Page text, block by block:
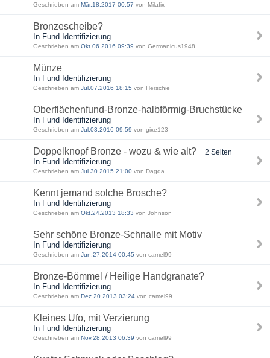
Geschrieben am Mär.18.2017 00:57 von Milafix
Bronzescheibe?
In Fund Identifizierung
Geschrieben am Okt.06.2016 09:39 von Germanicus1948
Münze
In Fund Identifizierung
Geschrieben am Jul.07.2016 18:15 von Herschie
Oberflächenfund-Bronze-halbförmig-Bruchstücke
In Fund Identifizierung
Geschrieben am Jul.03.2016 09:59 von gixe123
Doppelknopf Bronze - wozu & wie alt? 2 Seiten
In Fund Identifizierung
Geschrieben am Jul.30.2015 21:00 von Dagda
Kennt jemand solche Brosche?
In Fund Identifizierung
Geschrieben am Okt.24.2013 18:33 von Johnson
Sehr schöne Bronze-Schnalle mit Motiv
In Fund Identifizierung
Geschrieben am Jun.27.2014 00:45 von camel99
Bronze-Bömmel / Heilige Handgranate?
In Fund Identifizierung
Geschrieben am Dez.20.2013 03:24 von camel99
Kleines Ufo, mit Verzierung
In Fund Identifizierung
Geschrieben am Nov.28.2013 06:39 von camel99